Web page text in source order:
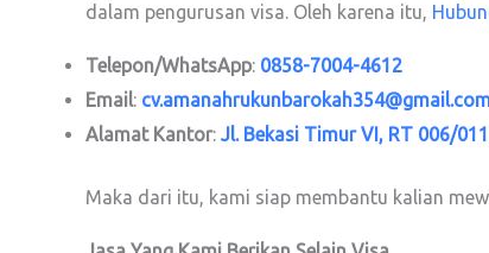
dalam pengurusan visa. Oleh karena itu,
Telepon/WhatsApp: 0858-7004-4612
Email:
Alamat Kantor: Jl. Bekasi Timur VI, RT 006/
Maka dari itu, kami siap membantu kalian